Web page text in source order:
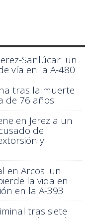
Sanlúcar: un
vía en la A-480
tras la muerte
de 76 años
en Jerez a un
de
y
en Arcos: un
la vida en
en la A-393
tras siete